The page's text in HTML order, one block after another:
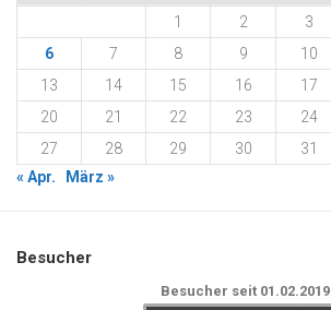
1
2 3
6
7 8 9 10
13
14 15 16 17
20
21 22 23 24
27
28 29 30
31
« Apr.
März »
Besucher
Besucher seit 01.02.2019